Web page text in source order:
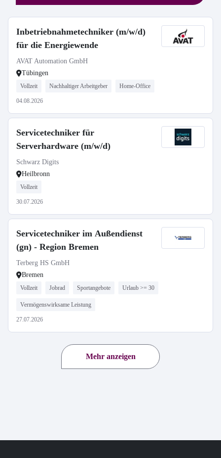
Inbetriebnahmetechniker (m/w/d)
für die Energiewende
AVAT Automation GmbH
Tübingen
Vollzeit Nachhaltiger Arbeitgeber Home-Office
04.08.2026
Servicetechniker für
Serverhardware (m/w/d)
Schwarz Digits
Heilbronn
Vollzeit
30.07.2026
Servicetechniker im Außendienst
(gn) - Region Bremen
Terberg HS GmbH
Bremen
Vollzeit Jobrad Sportangebote Urlaub >= 30
Vermögenswirksame Leistung
27.07.2026
Mehr anzeigen